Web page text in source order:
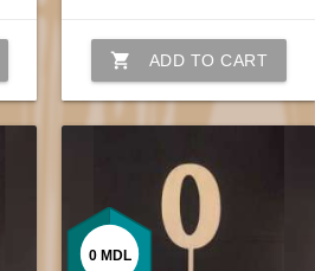
shopping_cart ADD TO CART
0 MDL